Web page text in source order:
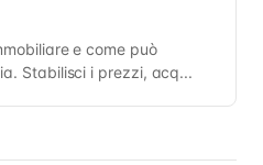
e come può
Stabilisci i prezzi, acq...